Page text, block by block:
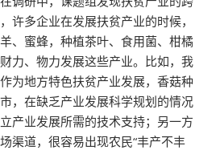
许多企业在发展扶贫产业的时候，
、蜜蜂，种植茶叶、食用菌、柑橘
力、物力发展这些产业。比如，我
为地方特色扶贫产业发展，香菇种
，在缺乏产业发展科学规划的情况
产业发展所需的技术支持；另一方
渠道，很容易出现农民“丰产不丰